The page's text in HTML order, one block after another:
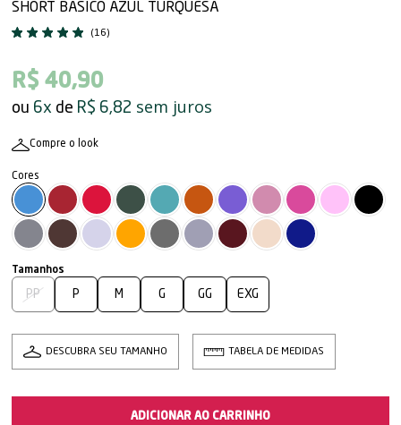
SHORT BASICO AZUL TURQUESA
(16)
R$ 40,90
6x R$ 6,82 sem juros
Compre o look
PP P M G GG EXG
DESCUBRA SEU TAMANHO TABELA DE MEDIDAS
ADICIONAR AO CARRINHO